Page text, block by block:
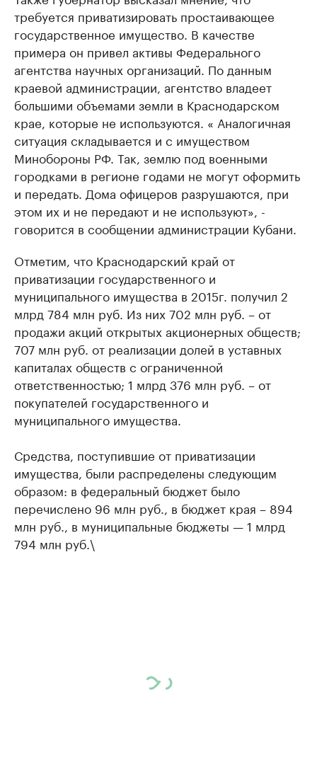
требуется приватизировать простаивающее
государственное имущество. В качестве
примера он привел активы Федерального
агентства научных организаций. По данным
краевой администрации, агентство владеет
большими объемами земли в Краснодарском
крае, которые не используются. « Аналогичная
ситуация складывается и с имуществом
Минобороны РФ. Так, землю под военными
городками в регионе годами не могут оформить
и передать. Дома офицеров разрушаются, при
этом их и не передают и не используют», -
говорится в сообщении администрации Кубани.
Отметим, что Краснодарский край от
приватизации государственного и
муниципального имущества в 2015г. получил 2
млрд 784 млн руб. Из них 702 млн руб. – от
продажи акций открытых акционерных обществ;
707 млн руб. от реализации долей в уставных
капиталах обществ с ограниченной
ответственностью; 1 млрд 376 млн руб. – от
покупателей государственного и
муниципального имущества.
Средства, поступившие от приватизации
имущества, были распределены следующим
образом: в федеральный бюджет было
перечислено 96 млн руб., в бюджет края – 894
млн руб., в муниципальные бюджеты — 1 млрд
794 млн руб.\